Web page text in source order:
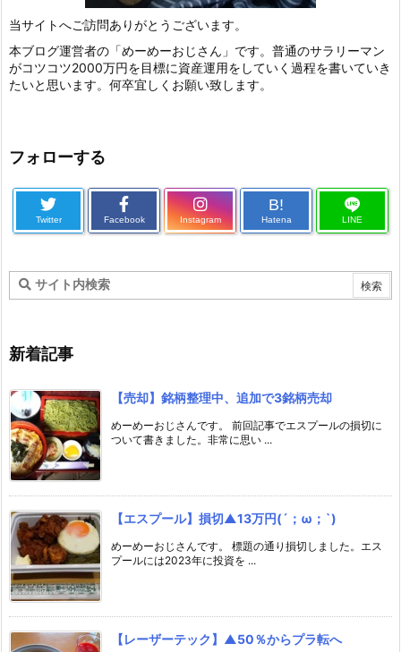
当サイトへご訪問ありがとうございます。
本ブログ運営者の「めーめーおじさん」です。普通のサラリーマン
がコツコツ2000万円を目標に資産運用をしていく過程を書いていき
たいと思います。何卒宜しくお願い致します。
フォローする
Twitter Facebook Instagram
B!
Hatena LINE
新着記事
【売却】銘柄整理中、追加で3銘柄売却
めーめーおじさんです。 前回記事でエスプールの損切に
ついて書きました。非常に思い ...
【エスプール】損切▲13万円(´；ω；`)
めーめーおじさんです。 標題の通り損切しました。エス
プールには2023年に投資を ...
【レーザーテック】▲50％からプラ転へ